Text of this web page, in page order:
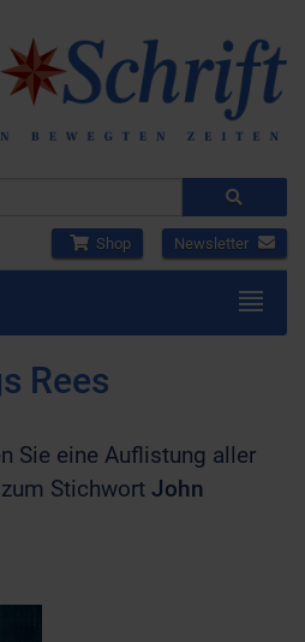
Shop Newsletter
Rees
Sie eine Auflistung aller
Stichwort John